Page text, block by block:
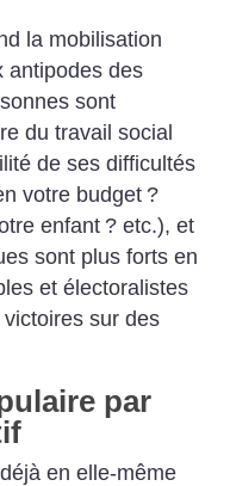
la mobilisation
antipodes des
sont
du travail social
de ses difficultés
votre budget ?
enfant ? etc.), et
sont plus forts en
et électoralistes
sur des
par
en elle-même